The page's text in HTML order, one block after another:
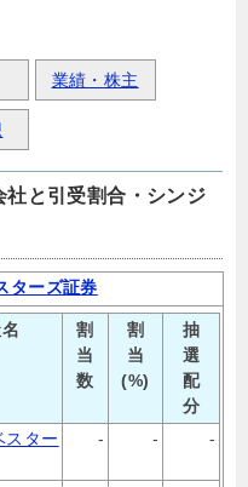
業績・株主
社と引受割合・シンジ
ターズ証券
割
当
数
割
当
(%)
抽
選
配
分
スター
- - -